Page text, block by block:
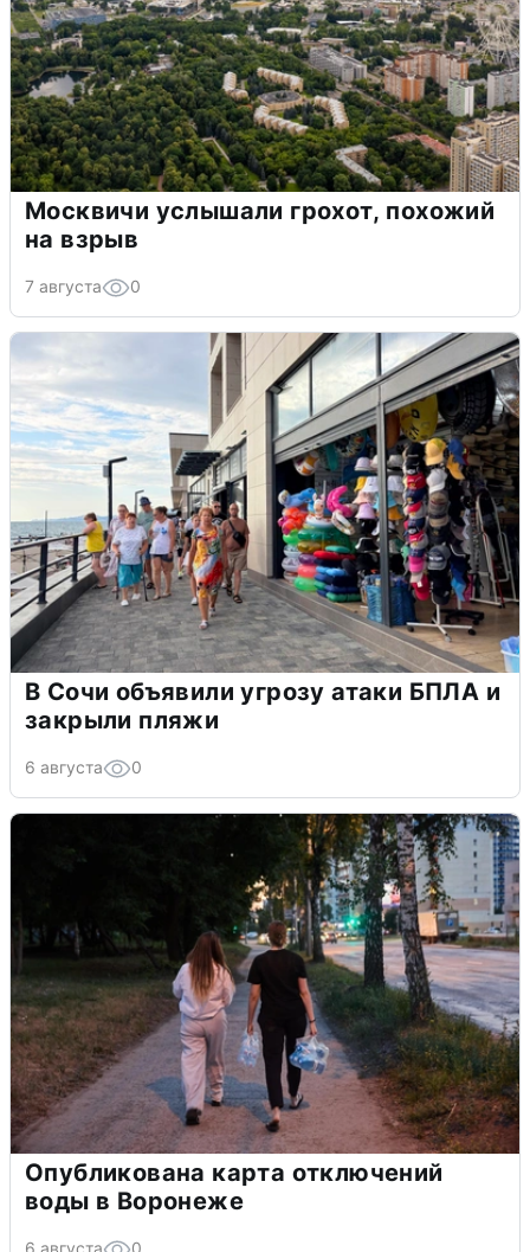
Москвичи услышали грохот, похожий
на взрыв
7 августа 0
В Сочи объявили угрозу атаки БПЛА и
закрыли пляжи
6 августа 0
Опубликована карта отключений
воды в Воронеже